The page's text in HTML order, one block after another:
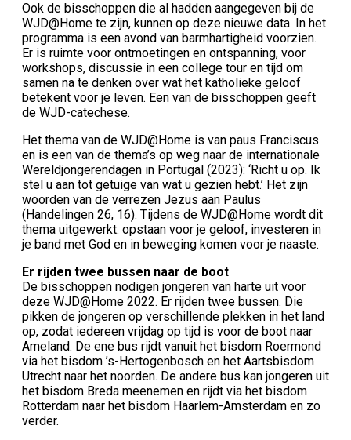
Ook de bisschoppen die al hadden aangegeven bij de
WJD@Home te zijn, kunnen op deze nieuwe data. In het
programma is een avond van barmhartigheid voorzien.
Er is ruimte voor ontmoetingen en ontspanning, voor
workshops, discussie in een college tour en tijd om
samen na te denken over wat het katholieke geloof
betekent voor je leven. Een van de bisschoppen geeft
de WJD-catechese.
Het thema van de WJD@Home is van paus Franciscus
en is een van de thema’s op weg naar de internationale
Wereldjongerendagen in Portugal (2023): ‘Richt u op. Ik
stel u aan tot getuige van wat u gezien hebt.’ Het zijn
woorden van de verrezen Jezus aan Paulus
(Handelingen 26, 16). Tijdens de WJD@Home wordt dit
thema uitgewerkt: opstaan voor je geloof, investeren in
je band met God en in beweging komen voor je naaste.
Er rijden twee bussen naar de boot
De bisschoppen nodigen jongeren van harte uit voor
deze WJD@Home 2022. Er rijden twee bussen. Die
pikken de jongeren op verschillende plekken in het land
op, zodat iedereen vrijdag op tijd is voor de boot naar
Ameland. De ene bus rijdt vanuit het bisdom Roermond
via het bisdom ’s-Hertogenbosch en het Aartsbisdom
Utrecht naar het noorden. De andere bus kan jongeren uit
het bisdom Breda meenemen en rijdt via het bisdom
Rotterdam naar het bisdom Haarlem-Amsterdam en zo
verder.